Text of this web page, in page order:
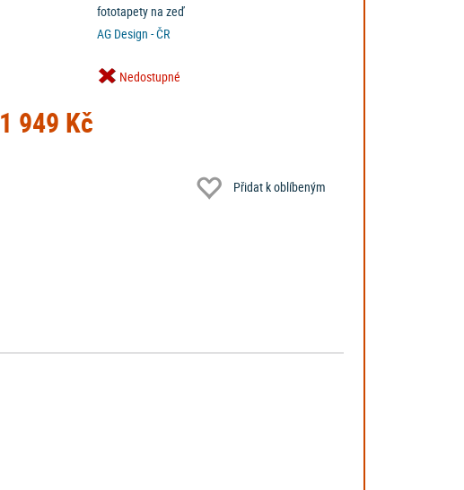
fototapety na zeď
AG Design - ČR
Nedostupné
1 949 Kč
Přidat k oblíbeným